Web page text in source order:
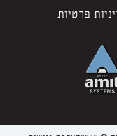
פרטיות